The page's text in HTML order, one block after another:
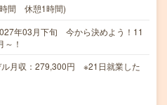
間 休憩1時間)
年03月下旬 今から決めよう！11
！
月収：279,300円 ※21日就業した